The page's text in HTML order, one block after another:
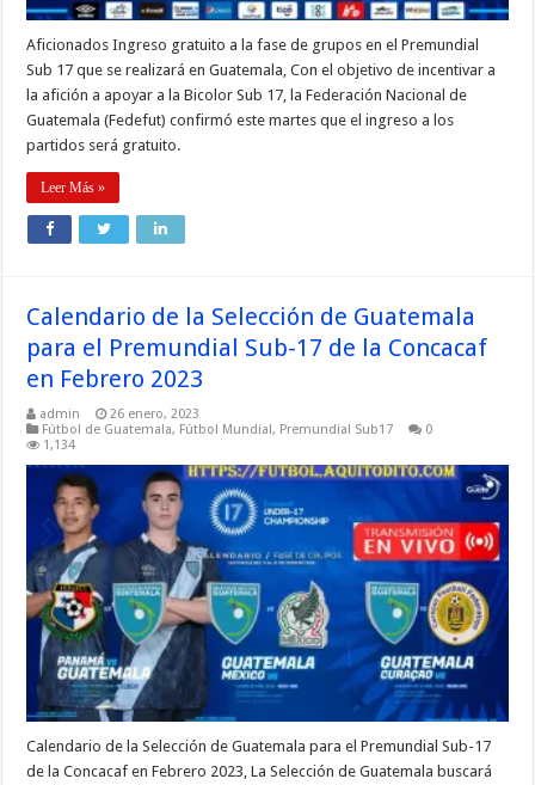
Aficionados Ingreso gratuito a la fase de grupos en el Premundial
Sub 17 que se realizará en Guatemala, Con el objetivo de incentivar a
la afición a apoyar a la Bicolor Sub 17, la Federación Nacional de
Guatemala (Fedefut) confirmó este martes que el ingreso a los
partidos será gratuito.
Leer Más »
Calendario de la Selección de Guatemala
para el Premundial Sub-17 de la Concacaf
en Febrero 2023
admin
26 enero, 2023
Fútbol de Guatemala, Fútbol Mundial, Premundial Sub17
0
1,134
Calendario de la Selección de Guatemala para el Premundial Sub-17
de la Concacaf en Febrero 2023, La Selección de Guatemala buscará